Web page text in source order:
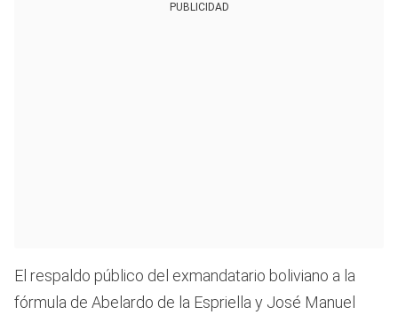
PUBLICIDAD
El respaldo público del exmandatario boliviano a la
fórmula de Abelardo de la Espriella y José Manuel